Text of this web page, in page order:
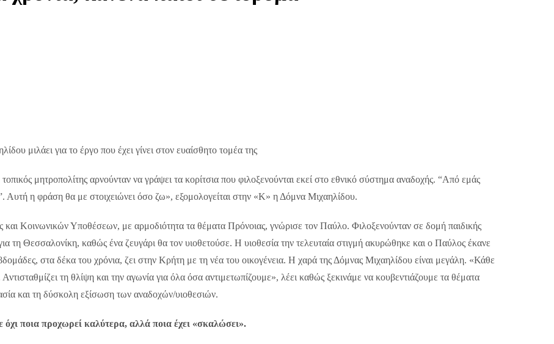
μιλάει για το έργο που έχει γίνει στον ευαίσθητο τομέα της
μητροπολίτης αρνούνταν να γράψει τα κορίτσια που φιλοξενούνται εκεί στο εθνικό σύστημα αναδοχής. “Από εμάς
Αυτή η φράση θα με στοιχειώνει όσο ζω», εξομολογείται στην «Κ» η Δόμνα Μιχαηλίδου.
Κοινωνικών Υποθέσεων, με αρμοδιότητα τα θέματα Πρόνοιας, γνώρισε τον Παύλο. Φιλοξενούνταν σε δομή παιδικής
τη Θεσσαλονίκη, καθώς ένα ζευγάρι θα τον υιοθετούσε. Η υιοθεσία την τελευταία στιγμή ακυρώθηκε και ο Παύλος έκανε
στα δέκα του χρόνια, ζει στην Κρήτη με τη νέα του οικογένεια. Η χαρά της Δόμνας Μιχαηλίδου είναι μεγάλη. «Κάθε
τη θλίψη και την αγωνία για όλα όσα αντιμετωπίζουμε», λέει καθώς ξεκινάμε να κουβεντιάζουμε τα θέματα
και τη δύσκολη εξίσωση των αναδοχών/υιοθεσιών.
όχι ποια προχωρεί καλύτερα, αλλά ποια έχει «σκαλώσει».